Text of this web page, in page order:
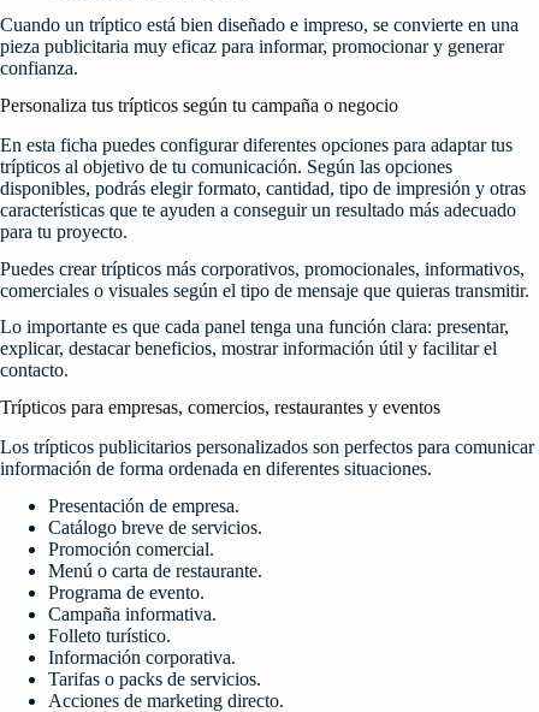
Cuando un tríptico está bien diseñado e impreso, se convierte en una
pieza publicitaria muy eficaz para informar, promocionar y generar
confianza.
Personaliza tus trípticos según tu campaña o negocio
En esta ficha puedes configurar diferentes opciones para adaptar tus
trípticos al objetivo de tu comunicación. Según las opciones
disponibles, podrás elegir formato, cantidad, tipo de impresión y otras
características que te ayuden a conseguir un resultado más adecuado
para tu proyecto.
Puedes crear trípticos más corporativos, promocionales, informativos,
comerciales o visuales según el tipo de mensaje que quieras transmitir.
Lo importante es que cada panel tenga una función clara: presentar,
explicar, destacar beneficios, mostrar información útil y facilitar el
contacto.
Trípticos para empresas, comercios, restaurantes y eventos
Los trípticos publicitarios personalizados son perfectos para comunicar
información de forma ordenada en diferentes situaciones.
Presentación de empresa.
Catálogo breve de servicios.
Promoción comercial.
Menú o carta de restaurante.
Programa de evento.
Campaña informativa.
Folleto turístico.
Información corporativa.
Tarifas o packs de servicios.
Acciones de marketing directo.